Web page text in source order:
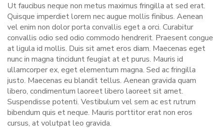
Ut faucibus neque non metus maximus fringilla at sed erat.
Quisque imperdiet lorem nec augue mollis finibus. Aenean
vel enim non dolor porta convallis eget a orci. Curabitur
convallis odio sed odio commodo hendrerit. Praesent congue
at ligula id mollis. Duis sit amet eros diam. Maecenas eget
nunc in magna tincidunt feugiat at et purus. Mauris id
ullamcorper ex, eget elementum magna. Sed ac fringilla
justo. Maecenas eu blandit tellus. Aenean gravida quam
libero, condimentum laoreet libero laoreet sit amet.
Suspendisse potenti. Vestibulum vel sem ac est rutrum
bibendum quis et neque. Mauris porttitor erat non eros
cursus, at volutpat leo gravida.